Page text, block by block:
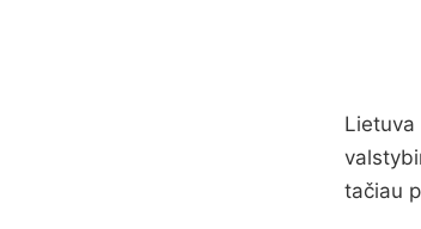
tačiau